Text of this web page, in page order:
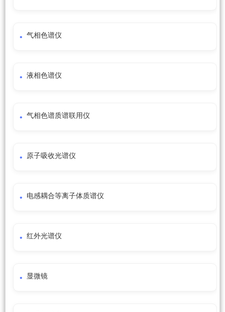
气相色谱仪
液相色谱仪
气相色谱质谱联用仪
原子吸收光谱仪
电感耦合等离子体质谱仪
红外光谱仪
显微镜